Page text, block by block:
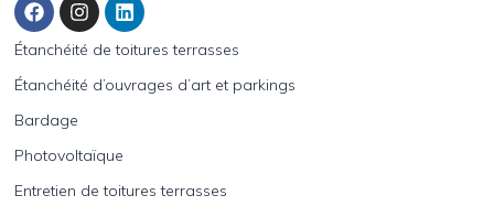
Étanchéité de toitures terrasses
Étanchéité d’ouvrages d’art et parkings
Bardage
Photovoltaïque
Entretien de toitures terrasses